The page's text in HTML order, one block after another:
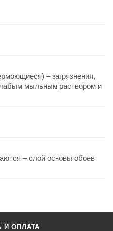
– загрязнения,
мыльным раствором и
– слой основы обоев
И ОПЛАТА